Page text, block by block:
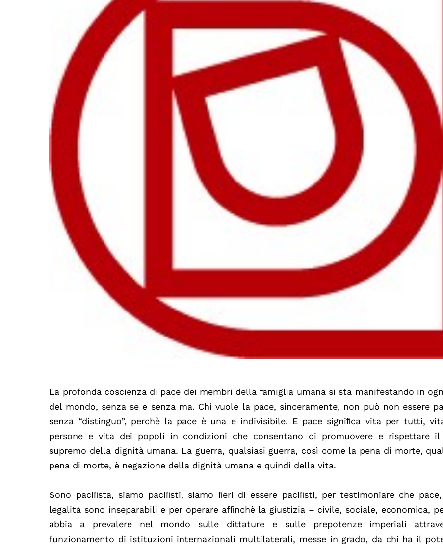
La profonda coscienza di pace dei membri della famiglia umana si sta manifestando in
del mondo, senza se e senza ma. Chi vuole la pace, sinceramente, non può non essere
senza “distinguo”, perchè la pace è una e indivisibile. E pace signiﬁca vita per tutti,
persone e vita dei popoli in condizioni che consentano di promuovere e rispettare il
supremo della dignità umana. La guerra, qualsiasi guerra, così come la pena di morte,
pena di morte, è negazione della dignità umana e quindi della vita.
Sono paciﬁsta, siamo paciﬁsti, siamo ﬁeri di essere paciﬁsti, per testimoniare che
legalità sono inseparabili e per operare afﬁnchè la giustizia – civile, sociale, economica,
abbia a prevalere nel mondo sulle dittature e sulle prepotenze imperiali
funzionamento di istituzioni internazionali multilaterali, messe in grado, da chi ha il